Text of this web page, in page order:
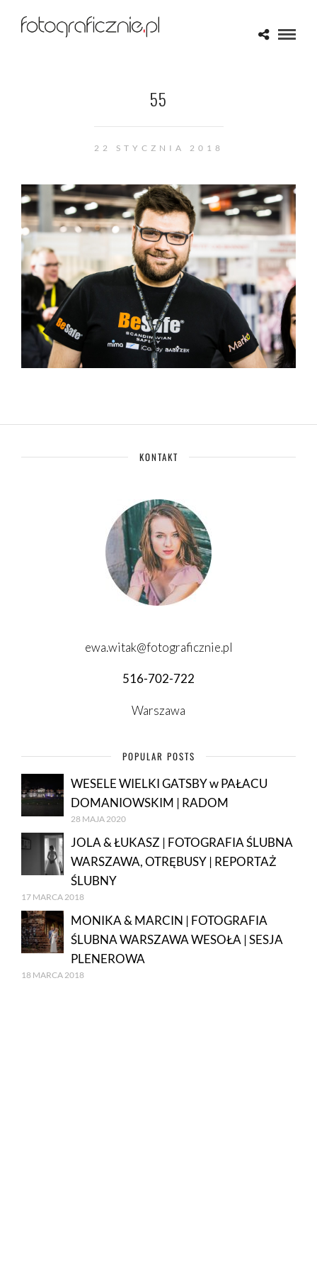
55
22 STYCZNIA 2018
KONTAKT
ewa.witak@fotograficznie.pl
516-702-722
Warszawa
POPULAR POSTS
WESELE WIELKI GATSBY w PAŁACU
DOMANIOWSKIM | RADOM
28 MAJA 2020
JOLA & ŁUKASZ | FOTOGRAFIA ŚLUBNA
WARSZAWA, OTRĘBUSY | REPORTAŻ
ŚLUBNY
17 MARCA 2018
MONIKA & MARCIN | FOTOGRAFIA
ŚLUBNA WARSZAWA WESOŁA | SESJA
PLENEROWA
18 MARCA 2018